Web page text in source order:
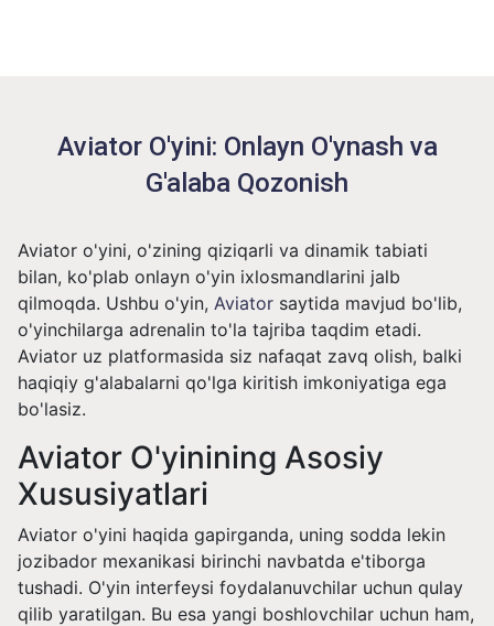
Aviator O'yini: Onlayn O'ynash va
G'alaba Qozonish
Aviator o'yini, o'zining qiziqarli va dinamik tabiati
bilan, ko'plab onlayn o'yin ixlosmandlarini jalb
qilmoqda. Ushbu o'yin, Aviator saytida mavjud bo'lib,
o'yinchilarga adrenalin to'la tajriba taqdim etadi.
Aviator uz platformasida siz nafaqat zavq olish, balki
haqiqiy g'alabalarni qo'lga kiritish imkoniyatiga ega
bo'lasiz.
Aviator O'yinining Asosiy
Xususiyatlari
Aviator o'yini haqida gapirganda, uning sodda lekin
jozibador mexanikasi birinchi navbatda e'tiborga
tushadi. O'yin interfeysi foydalanuvchilar uchun qulay
qilib yaratilgan. Bu esa yangi boshlovchilar uchun ham,